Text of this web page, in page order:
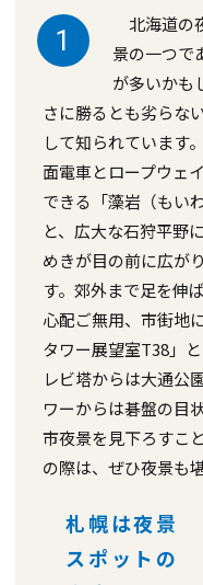
札幌は夜景
スポットの
1
北海道の
景の一つで
が多いかも
さに勝るとも劣らな
して知られています
面電車とロープウェ
できる「藻岩（もい
と、広大な石狩平野
めきが目の前に広が
す。郊外まで足を伸
心配ご無用、市街地
タワー展望室T38」
レビ塔からは大通公
ワーからは碁盤の目
市夜景を見下ろすこ
の際は、ぜひ夜景も